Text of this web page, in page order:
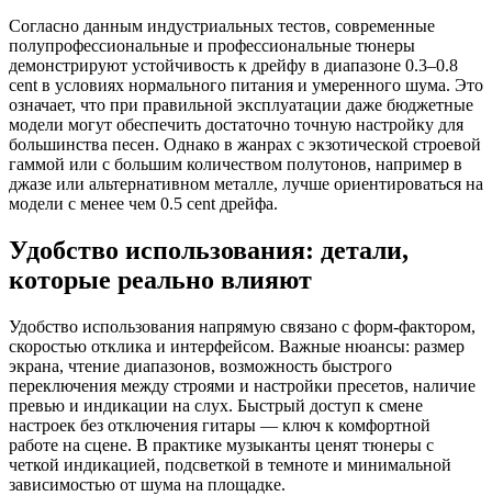
Согласно данным индустриальных тестов, современные
полупрофессиональные и профессиональные тюнеры
демонстрируют устойчивость к дрейфу в диапазоне 0.3–0.8
cent в условиях нормального питания и умеренного шума. Это
означает, что при правильной эксплуатации даже бюджетные
модели могут обеспечить достаточно точную настройку для
большинства песен. Однако в жанрах с экзотической строевой
гаммой или с большим количеством полутонов, например в
джазе или альтернативном металле, лучше ориентироваться на
модели с менее чем 0.5 cent дрейфа.
Удобство использования: детали,
которые реально влияют
Удобство использования напрямую связано с форм-фактором,
скоростью отклика и интерфейсом. Важные нюансы: размер
экрана, чтение диапазонов, возможность быстрого
переключения между строями и настройки пресетов, наличие
превью и индикации на слух. Быстрый доступ к смене
настроек без отключения гитары — ключ к комфортной
работе на сцене. В практике музыканты ценят тюнеры с
четкой индикацией, подсветкой в темноте и минимальной
зависимостью от шума на площадке.